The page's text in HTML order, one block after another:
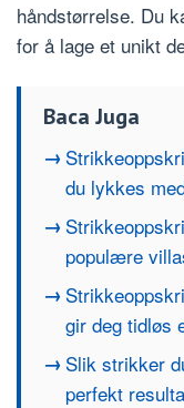
håndstørrelse. Du
for å lage et unikt
Baca Juga
du lykkes
populære
gir deg tidløs
Slik strikker
perfekt